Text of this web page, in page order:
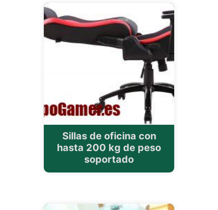
Sillas de oficina con
hasta 200 kg de peso
soportado